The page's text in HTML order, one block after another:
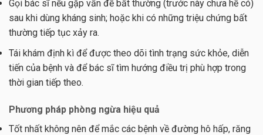
Gọi bác sĩ nếu gặp vấn đề bất thường (trước này chưa hề có)
sau khi dùng kháng sinh; hoặc khi có những triệu chứng bất
thường tiếp tục xảy ra.
Tái khám định kì để được theo dõi tình trạng sức khỏe, diễn
tiến của bệnh và để bác sĩ tìm hướng điều trị phù hợp trong
thời gian tiếp theo.
Phương pháp phòng ngừa hiệu quả
Tốt nhất không nên để mắc các bệnh về đường hô hấp, răng